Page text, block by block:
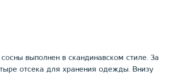
выполнен в скандинавском стиле. За
отсека для хранения одежды. Внизу